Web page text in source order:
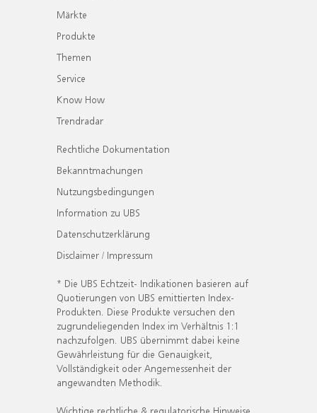
Märkte
Produkte
Themen
Service
Know How
Trendradar
Rechtliche Dokumentation
Bekanntmachungen
Nutzungsbedingungen
Information zu UBS
Datenschutzerklärung
Disclaimer / Impressum
* Die UBS Echtzeit- Indikationen basieren auf
Quotierungen von UBS emittierten Index-
Produkten. Diese Produkte versuchen den
zugrundeliegenden Index im Verhältnis 1:1
nachzufolgen. UBS übernimmt dabei keine
Gewährleistung für die Genauigkeit,
Vollständigkeit oder Angemessenheit der
angewandten Methodik.